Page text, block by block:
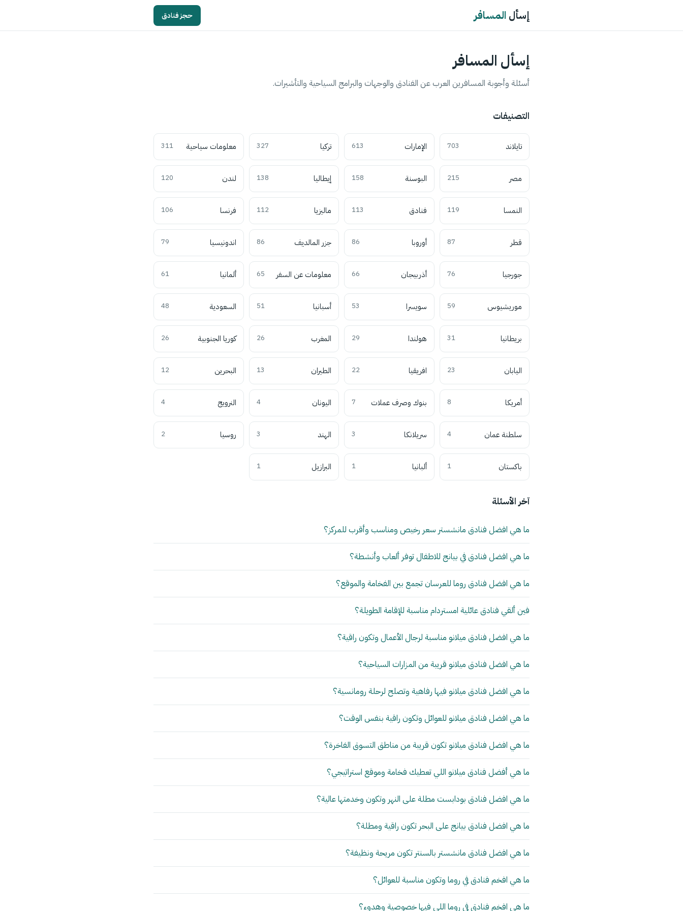
إسأل المسافر حجز فنادق
إسأل المسافر
أسئلة وأجوبة المسافرين العرب عن الفنادق والوجهات والبرامج السياحية والتأشيرات.
التصنيفات
تايلاند 703 الإمارات 613 تركيا 327 معلومات سياحية 311
مصر 215 البوسنة 158 إيطاليا 138 لندن 120
النمسا 119 فنادق 113 ماليزيا 112 فرنسا 106
قطر 87 أوروبا 86 جزر المالديف 86 اندونيسيا 79
جورجيا 76 أذربيجان 66 معلومات عن السفر 65 ألمانيا 61
موريشيوس 59 سويسرا 53 أسبانيا 51 السعودية 48
بريطانيا 31 هولندا 29 المغرب 26 كوريا الجنوبية 26
اليابان 23 افريقيا 22 الطيران 13 البحرين 12
أمريكا 8 بنوك وصرف عملات 7 اليونان 4 النرويج 4
سلطنة عمان 4 سريلانكا 3 الهند 3 روسيا 2
باكستان 1 ألبانيا 1 البرازيل 1
آخر الأسئلة
ما هي افضل فنادق مانشستر سعر رخيص ومناسب وأقرب للمركز؟
ما هي افضل فنادق في بيانج للاطفال توفر ألعاب وأنشطة؟
ما هي افضل فنادق روما للعرسان تجمع بين الفخامة والموقع؟
فين ألقي فنادق عائلية امستردام مناسبة للإقامة الطويلة؟
ما هي افضل فنادق ميلانو مناسبة لرجال الأعمال وتكون راقية؟
ما هي افضل فنادق ميلانو قريبة من المزارات السياحية؟
ما هي افضل فنادق ميلانو فيها رفاهية وتصلح لرحلة رومانسية؟
ما هي افضل فنادق ميلانو للعوائل وتكون راقية بنفس الوقت؟
ما هي افضل فنادق ميلانو تكون قريبة من مناطق التسوق الفاخرة؟
ما هي أفضل فنادق ميلانو اللي تعطيك فخامة وموقع استراتيجي؟
ما هي افضل فنادق بودابست مطلة على النهر وتكون وخدمتها عالية؟
ما هي افضل فنادق بيانج على البحر تكون راقية ومطلة؟
ما هي افضل فنادق مانشستر بالسنتر تكون مريحة ونظيفة؟
ما هي افخم فنادق في روما وتكون مناسبة للعوائل؟
ما هي افخم فنادق في روما اللي فيها خصوصية وهدوء؟